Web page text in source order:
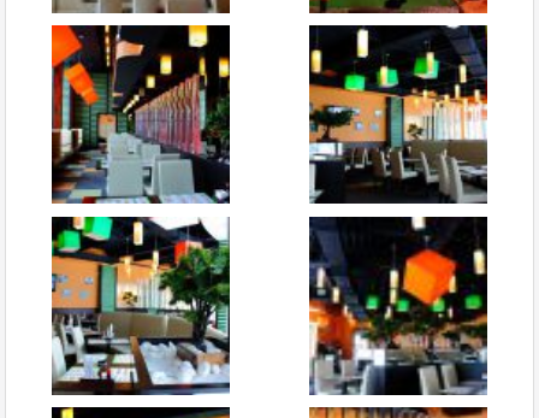
ответить
facebook twitter
Олександр
Экспертотзывов: 171
15.02.2015 20:24
Да, Сушия подтверждает высокое качество сервиса
доставки. Только мне не совсем понятна ваша система
оценивания в баллах. Она что, разная для разных
критериев оценки?
Сушия ,Рестораны современной
японской кухни
Оценка
0
пожаловаться